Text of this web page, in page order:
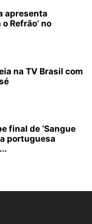
apresenta
Refrão’ no
na TV Brasil com
final de ‘Sangue
portuguesa